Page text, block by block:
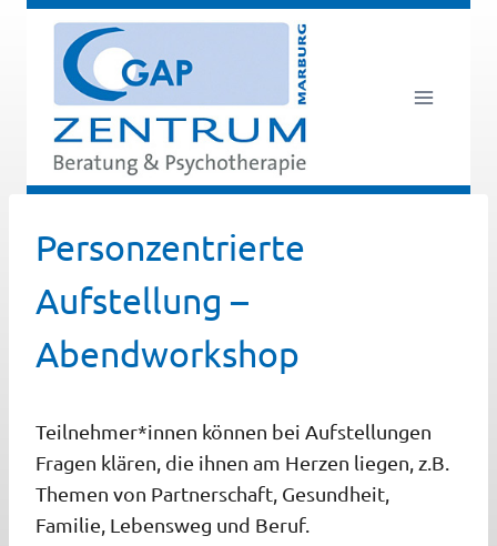
Zum
springen
Personzentrierte
Aufstellung –
Abendworkshop
Teilnehmer*innen können bei Aufstellungen
Fragen klären, die ihnen am Herzen liegen, z.B.
Themen von Partnerschaft, Gesundheit,
Familie, Lebensweg und Beruf.